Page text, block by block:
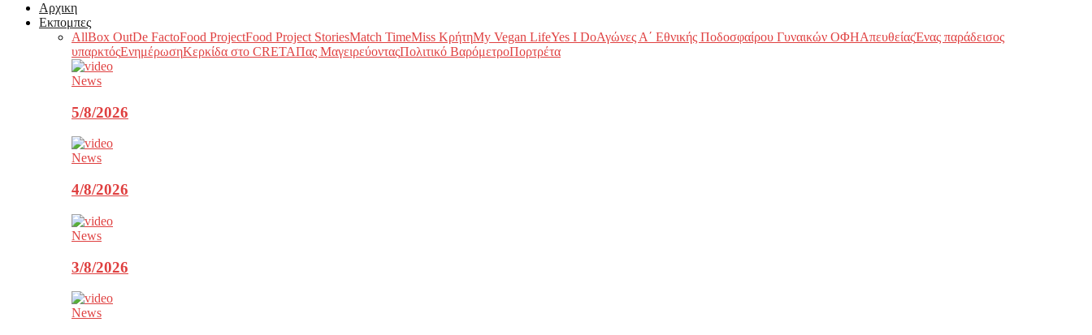
Αρχικη
Εκπομπες
AllBox OutDe FactoFood ProjectFood Project StoriesMatch TimeMiss ΚρήτηMy Vegan LifeYes I DoΑγώνες Α΄ Εθνικής Ποδοσφαίρου Γυναικών ΟΦΗΑπευθείαςΈνας παράδεισος
υπαρκτόςΕνημέρωσηΚερκίδα στο CRETAΠας ΜαγειρεύονταςΠολιτικό ΒαρόμετροΠορτρέτα
News
5/8/2026
News
4/8/2026
News
3/8/2026
News